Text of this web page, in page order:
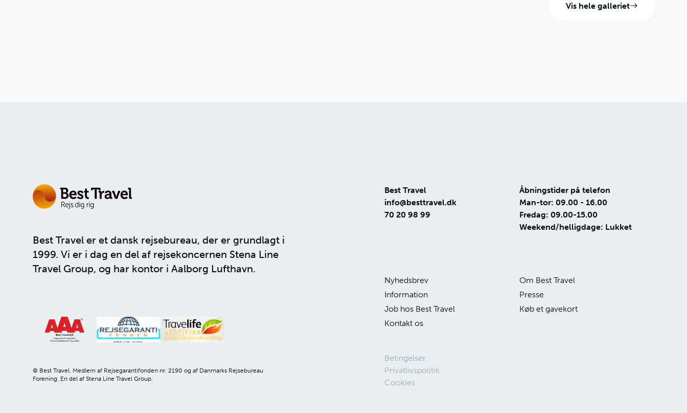
Vis hele galleriet
Best Travel er et dansk rejsebureau, der er grundlagt i
1999. Vi er i dag en del af rejsekoncernen Stena Line
Travel Group, og har kontor i Aalborg Lufthavn.
© Best Travel. Medlem af Rejsegarantifonden nr. 2190 og af Danmarks Rejsebureau
Forening. En del af Stena Line Travel Group.
Best Travel
info@besttravel.dk
70 20 98 99
Åbningstider på telefon
Man-tor: 09.00 - 16.00
Fredag: 09.00-15.00
Weekend/helligdage: Lukket
Nyhedsbrev
Om Best Travel
Information
Presse
Job hos Best Travel
Køb et gavekort
Kontakt os
Betingelser
Privatlivspolitik
Cookies